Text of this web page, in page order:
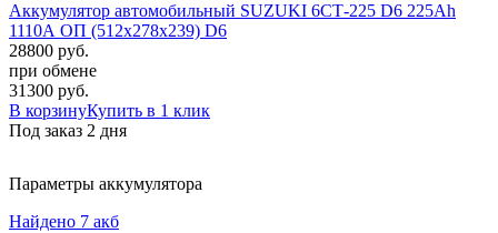
Аккумулятор автомобильный SUZUKI 6СТ-225 D6 225Ah
1110A ОП (512x278x239) D6
28800 руб.
при обмене
31300 руб.
В корзинуКупить в 1 клик
Под заказ 2 дня
Параметры аккумулятора
Найдено 7 акб